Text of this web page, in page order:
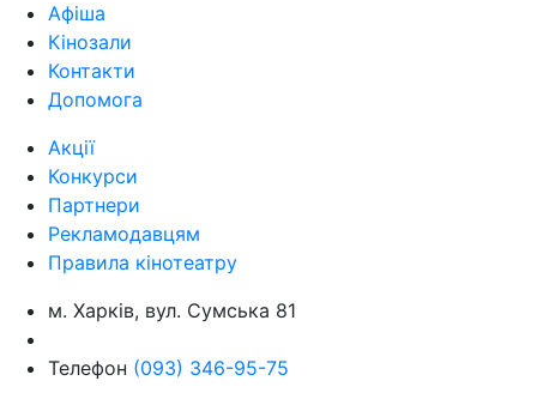
Афіша
Кінозали
Контакти
Допомога
Акції
Конкурси
Партнери
Рекламодавцям
Правила кінотеатру
м. Харків, вул. Сумська 81
Телефон (093) 346-95-75